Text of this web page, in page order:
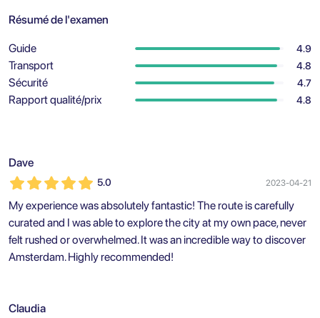
Résumé de l'examen
Guide 4.9
Transport 4.8
Sécurité 4.7
Rapport qualité/prix 4.8
Dave
5.0 2023-04-21
My experience was absolutely fantastic! The route is carefully
curated and I was able to explore the city at my own pace, never
felt rushed or overwhelmed. It was an incredible way to discover
Amsterdam. Highly recommended!
Claudia